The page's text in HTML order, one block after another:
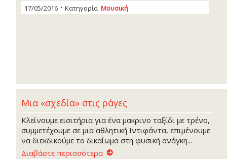
17/05/2016 Κατηγορία Μουσική
Μια «σχεδία» στις ράγες
Κλείνουμε εισιτήρια για ένα μακρινο ταξίδι με τρένο,
συμμετέχουμε σε μια αθλητική Ιντιφάντα, επιμένουμε
να διεκδικούμε το δικαίωμα στη φυσική ανάγκη...
Διαβάστε περισσότερα